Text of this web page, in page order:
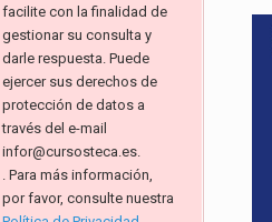
facilite con la finalidad de
gestionar su consulta y
darle respuesta. Puede
ejercer sus derechos de
protección de datos a
través del e-mail
infor@cursosteca.es.
. Para más información,
por favor, consulte nuestra